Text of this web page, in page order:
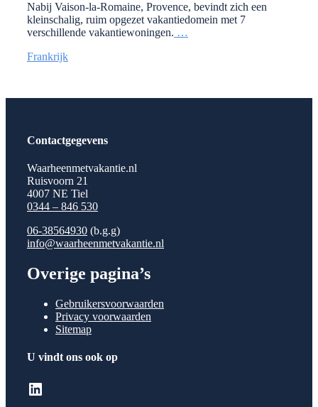
Nabij Vaison-la-Romaine, Provence, bevindt zich een
kleinschalig, ruim opgezet vakantiedomein met 7
verschillende vakantiewoningen. …
Frankrijk
Contactgegevens
Waarheenmetvakantie.nl
Ruisvoorn 21
4007 NE Tiel
0344 – 846 530
06-38564930 (b.g.g)
info@waarheenmetvakantie.nl
Overige pagina’s
Gebruikersvoorwaarden
Privacy voorwaarden
Sitemap
U vindt ons ook op
LinkedIn